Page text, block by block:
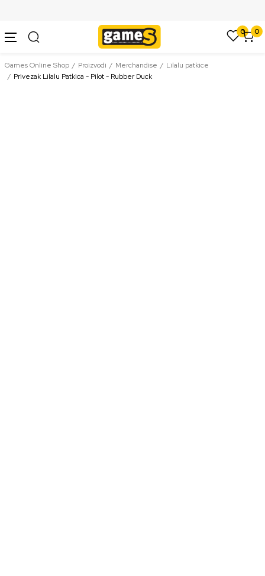
0 0
Games Online Shop Proizvodi Merchandise
Lilalu patkice
Privezak Lilalu Patkica - Pilot - Rubber Duck